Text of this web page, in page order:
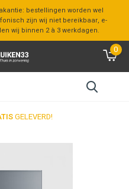
bestellingen worden wel
zijn wij niet bereikbaar, e-
wij binnen 2 à 3 werkdagen.
0
GELEVERD!